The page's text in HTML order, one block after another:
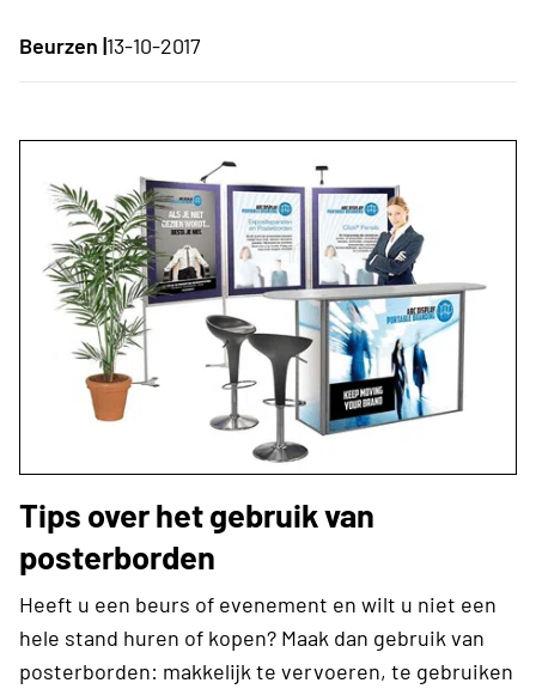
Beurzen |13-10-2017
Tips over het gebruik van
posterborden
Heeft u een beurs of evenement en wilt u niet een
hele stand huren of kopen? Maak dan gebruik van
posterborden: makkelijk te vervoeren, te gebruiken